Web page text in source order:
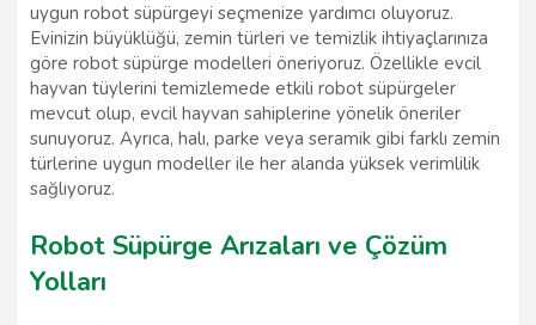
uygun robot süpürgeyi seçmenize yardımcı oluyoruz.
Evinizin büyüklüğü, zemin türleri ve temizlik ihtiyaçlarınıza
göre robot süpürge modelleri öneriyoruz. Özellikle evcil
hayvan tüylerini temizlemede etkili robot süpürgeler
mevcut olup, evcil hayvan sahiplerine yönelik öneriler
sunuyoruz. Ayrıca, halı, parke veya seramik gibi farklı zemin
türlerine uygun modeller ile her alanda yüksek verimlilik
sağlıyoruz.
Robot Süpürge Arızaları ve Çözüm
Yolları